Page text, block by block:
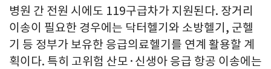
병원 간 전원 시에도 119구급차가 지원된다. 장거리
이송이 필요한 경우에는 닥터헬기와 소방헬기, 군헬
기 등 정부가 보유한 응급의료헬기를 연계 활용할 계
획이다. 특히 고위험 산모·신생아 응급 항공 이송에는